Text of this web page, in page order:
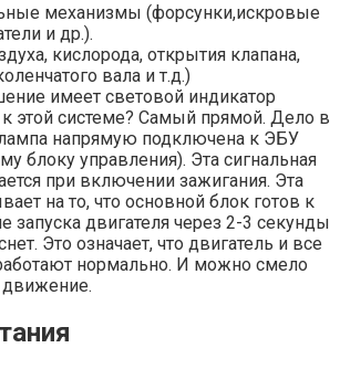
механизмы (форсунки,искровые
и др.).
кислорода, открытия клапана,
вала и т.д.)
имеет световой индикатор
этой системе? Самый прямой. Дело в
лампа напрямую подключена к ЭБУ
блоку управления). Эта сигнальная
при включении зажигания. Эта
на то, что основной блок готов к
запуска двигателя через 2-3 секунды
Это означает, что двигатель и все
нормально. И можно смело